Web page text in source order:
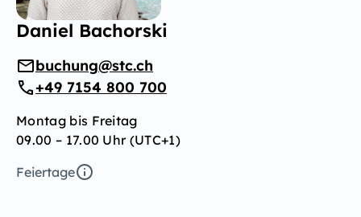
Daniel Bachorski
buchung@stc.ch
+49 7154 800 700
Montag bis Freitag
09.00 – 17.00 Uhr (UTC+1)
Feiertage